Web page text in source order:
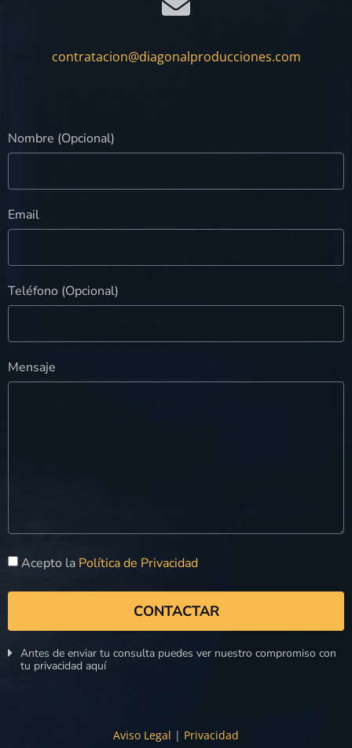
contratacion@diagonalproducciones.com
Nombre (Opcional)
Email
Teléfono (Opcional)
Mensaje
Acepto la Política de Privacidad
CONTACTAR
Antes de enviar tu consulta puedes ver nuestro compromiso con
tu privacidad aquí
Aviso Legal | Privacidad